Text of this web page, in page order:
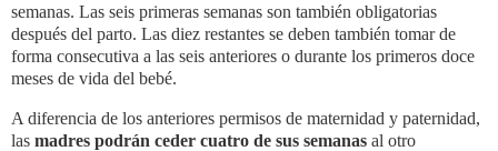
semanas. Las seis primeras semanas son también obligatorias
después del parto. Las diez restantes se deben también tomar de
forma consecutiva a las seis anteriores o durante los primeros doce
meses de vida del bebé.
A diferencia de los anteriores permisos de maternidad y paternidad,
las madres podrán ceder cuatro de sus semanas al otro